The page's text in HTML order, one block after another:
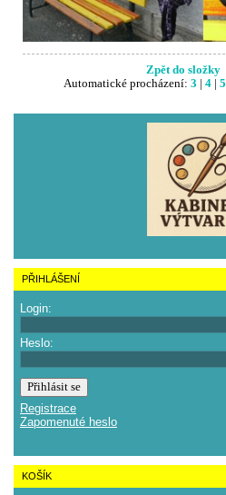
Zpět do složky
Automatické procházení: 3 4| 5
PŘIHLÁŠENÍ
Login:
Heslo:
Registrace
Zapomenuté heslo
KOŠÍK